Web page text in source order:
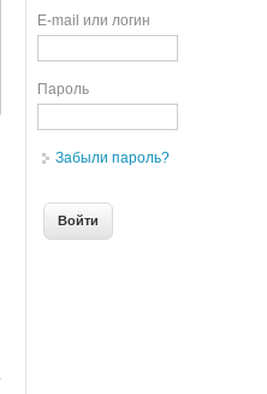
E-mail или логин
Пароль
Забыли пароль?